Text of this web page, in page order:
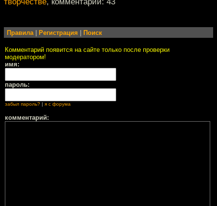
Правила| Регистрация Поиск
Комментарий появится на сайте только после проверки
модератором!
имя:
пароль:
забыл пароль? я с форума
комментарий: